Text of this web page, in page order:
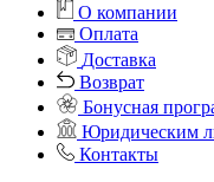
О компании
Оплата
Доставка
Возврат
Бонусная
Юридическим
Контакты